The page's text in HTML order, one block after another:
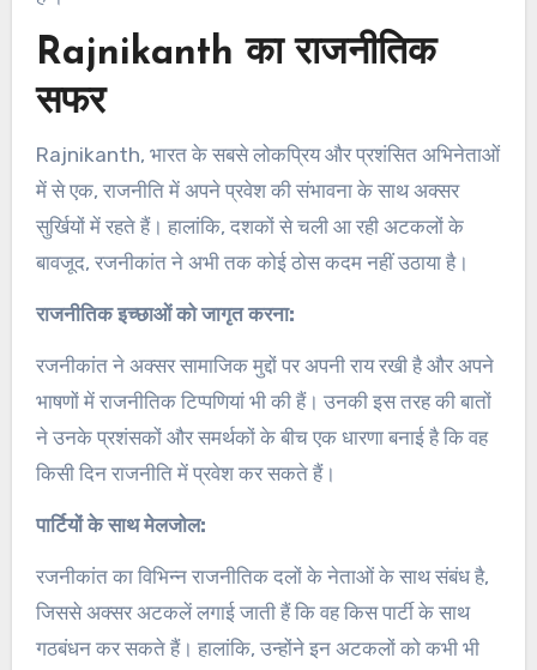
Rajnikanth का राजनीतिक
सफर
Rajnikanth, भारत के सबसे लोकप्रिय और प्रशंसित अभिनेताओं
में से एक, राजनीति में अपने प्रवेश की संभावना के साथ अक्सर
सुर्खियों में रहते हैं। हालांकि, दशकों से चली आ रही अटकलों के
बावजूद, रजनीकांत ने अभी तक कोई ठोस कदम नहीं उठाया है।
राजनीतिक इच्छाओं को जागृत करना:
रजनीकांत ने अक्सर सामाजिक मुद्दों पर अपनी राय रखी है और अपने
भाषणों में राजनीतिक टिप्पणियां भी की हैं। उनकी इस तरह की बातों
ने उनके प्रशंसकों और समर्थकों के बीच एक धारणा बनाई है कि वह
किसी दिन राजनीति में प्रवेश कर सकते हैं।
पार्टियों के साथ मेलजोल:
रजनीकांत का विभिन्न राजनीतिक दलों के नेताओं के साथ संबंध है,
जिससे अक्सर अटकलें लगाई जाती हैं कि वह किस पार्टी के साथ
गठबंधन कर सकते हैं। हालांकि, उन्होंने इन अटकलों को कभी भी